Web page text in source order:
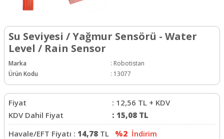
Su Seviyesi / Yağmur Sensörü - Water
Level / Rain Sensor
Marka : Robotistan
Ürün Kodu
: 13077
Fiyat : 12,56 TL + KDV
KDV Dahil Fiyat
: 15,08 TL
Havale/EFT Fiyatı : 14,78 TL %2 İndirim